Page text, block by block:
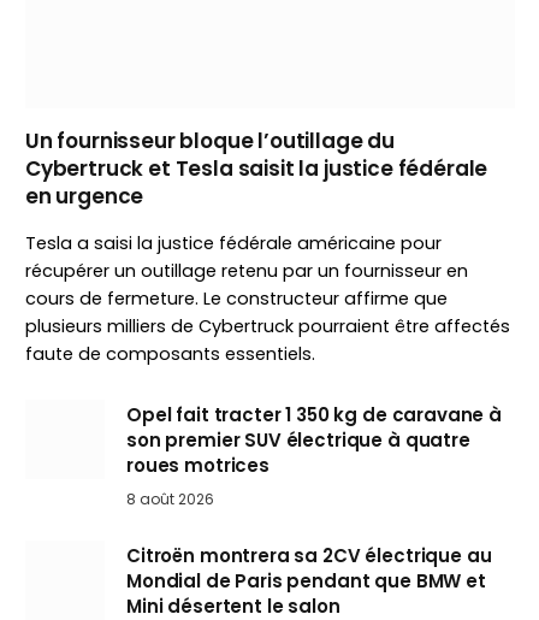
Un fournisseur bloque l’outillage du
Cybertruck et Tesla saisit la justice fédérale
en urgence
Tesla a saisi la justice fédérale américaine pour
récupérer un outillage retenu par un fournisseur en
cours de fermeture. Le constructeur affirme que
plusieurs milliers de Cybertruck pourraient être affectés
faute de composants essentiels.
Opel fait tracter 1 350 kg de caravane à
son premier SUV électrique à quatre
roues motrices
8 août 2026
Citroën montrera sa 2CV électrique au
Mondial de Paris pendant que BMW et
Mini désertent le salon